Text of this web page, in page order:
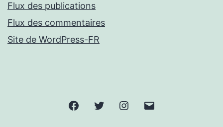
Flux des publications
Flux des commentaires
Site de WordPress-FR
FacebookTwitter Instagram